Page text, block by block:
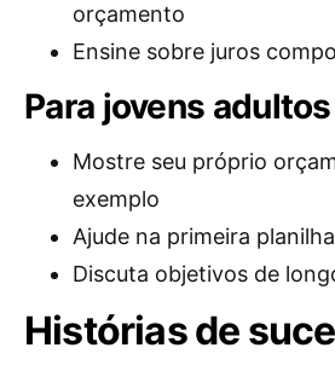
orçamento
Ensine sobre juros
Para jovens
Mostre seu próprio
exemplo
Ajude na primeira planilha
Discuta objetivos de
Histórias de